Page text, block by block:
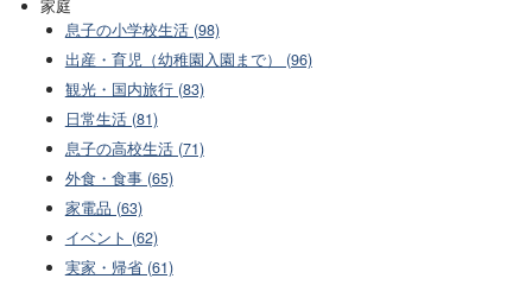
家庭
息子の小学校生活 (98)
出産・育児（幼稚園入園まで） (96)
観光・国内旅行 (83)
日常生活 (81)
息子の高校生活 (71)
外食・食事 (65)
家電品 (63)
イベント (62)
実家・帰省 (61)